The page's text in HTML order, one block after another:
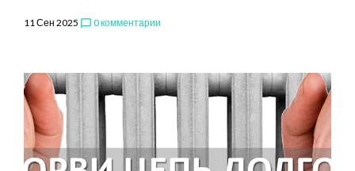
11 Сен 2025 chat_bubble_outline 0 комментарии